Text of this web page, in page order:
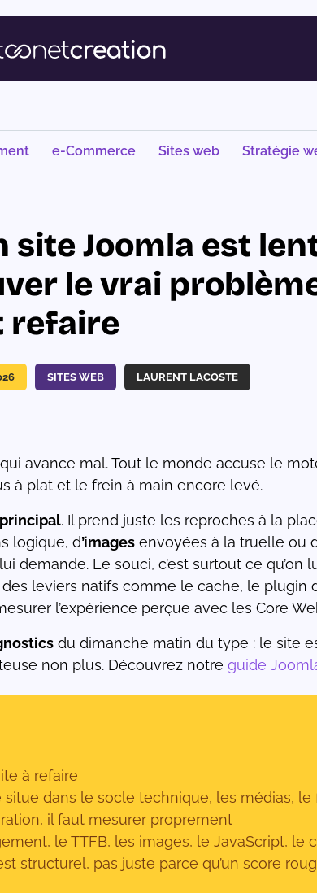
e-Commerce Sites web Stratégie
site Joomla est
le vrai
refaire
LAURENT LACOSTE
SITES WEB
avance mal. Tout le monde accuse le
à plat et le frein à main encore levé.
. Il prend juste les reproches à la
logique, d’images envoyées à la truelle ou
demande. Le souci, c’est surtout ce qu’on
leviers natifs comme le cache, le plugin
l’expérience perçue avec les Core
du dimanche matin du type : le site
non plus. Découvrez notre guide
à refaire
dans le socle technique, les médias,
il faut mesurer proprement
le TTFB, les images, le JavaScript, le
structurel, pas juste parce qu’un score